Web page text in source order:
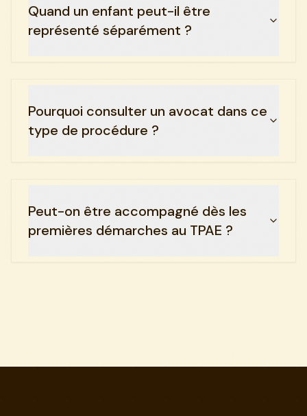
Quand un enfant peut-il être
représenté séparément ?
Pourquoi consulter un avocat dans ce
type de procédure ?
Peut-on être accompagné dès les
premières démarches au TPAE ?